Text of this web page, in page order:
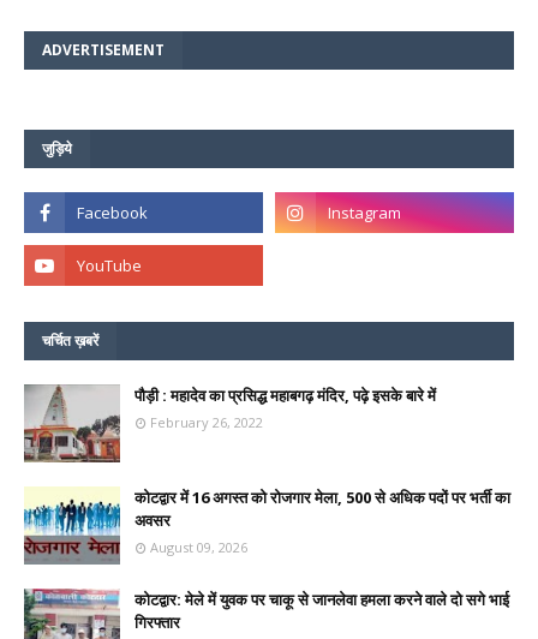
ADVERTISEMENT
जुड़िये
चर्चित ख़बरें
पौड़ी : महादेव का प्रसिद्ध महाबगढ़ मंदिर, पढ़े इसके बारे में
February 26, 2022
कोटद्वार में 16 अगस्त को रोजगार मेला, 500 से अधिक पदों पर भर्ती का
अवसर
August 09, 2026
कोटद्वार: मेले में युवक पर चाकू से जानलेवा हमला करने वाले दो सगे भाई
गिरफ्तार